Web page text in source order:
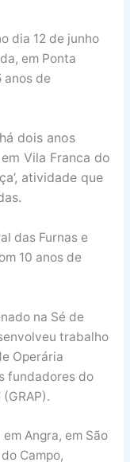
dia 12 de junho
em Ponta
anos de
dois anos
Vila Franca do
atividade que
das Furnas e
10 anos de
na Sé de
trabalho
Operária
fundadores do
Angra, em São
Campo,